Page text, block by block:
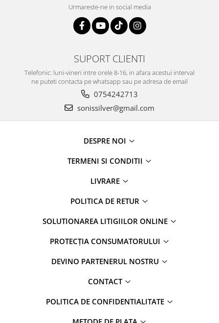
Urmareste-ne in social media
SUPORT CLIENTI
Telefonic: luni-vineri intre orele 8-16, in afara acestui interval
ne puteti contacta pe whatsapp sau pe adresa de email
0754242713
sonissilver@gmail.com
DESPRE NOI
TERMENI SI CONDITII
LIVRARE
POLITICA DE RETUR
SOLUTIONAREA LITIGIILOR ONLINE
PROTECȚIA CONSUMATORULUI
DEVINO PARTENERUL NOSTRU
CONTACT
POLITICA DE CONFIDENTIALITATE